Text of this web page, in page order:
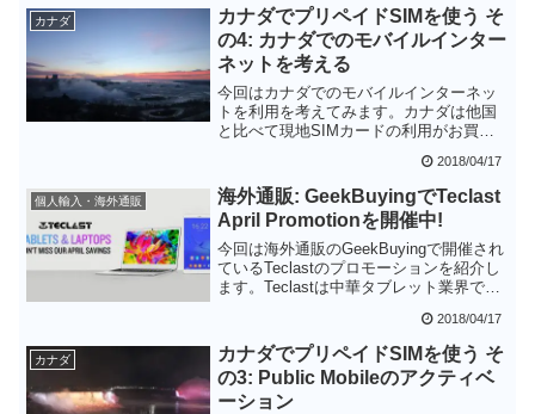
有利だったと記憶していますが、今回調
べ直してみるとOoredooも値下がりして
いて使いやすそうです。いずれにしろオ
マーンは旅行者でもプリペイドSIMカー
ドが使いやすそうで安心です。
カナダ
カナダでプリペイドSIMを使う そ
の4: カナダでのモバイルインター
ネットを考える
今回はカナダでのモバイルインターネッ
トを利用を考えてみます。カナダは他国
と比べて現地SIMカードの利用がお買い
ーミング・ローミング対応プリペイド
SIM・モバイルルータサービスなどから
選ぶと良いでしょう
2018/04/17
個人輸入・海外通販
海外通販: GeekBuyingでTeclast
April Promotionを開催中!
今回は海外通販のGeekBuyingで開催され
ているTeclastのプロモーションを紹介し
ます。Teclastは中華タブレット業界では
部の品質も向上してきており、安心して
選択できるメーカの一つです。中華タブ
レットを探している方には要チェックの
セールだと思います
2018/04/17
カナダ
カナダでプリペイドSIMを使う そ
の3: Public Mobileのアクティベ
ーション